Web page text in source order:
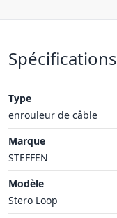
Spécifications
Type
enrouleur de câble
Marque
STEFFEN
Modèle
Stero Loop